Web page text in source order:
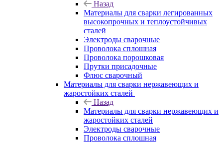
Назад
Материалы для сварки легированных
высокопрочных и теплоустойчивых
сталей
Электроды сварочные
Проволока сплошная
Проволока порошковая
Прутки присадочные
Флюс сварочный
Материалы для сварки нержавеющих и
жаростойких сталей
Назад
Материалы для сварки нержавеющих и
жаростойких сталей
Электроды сварочные
Проволока сплошная